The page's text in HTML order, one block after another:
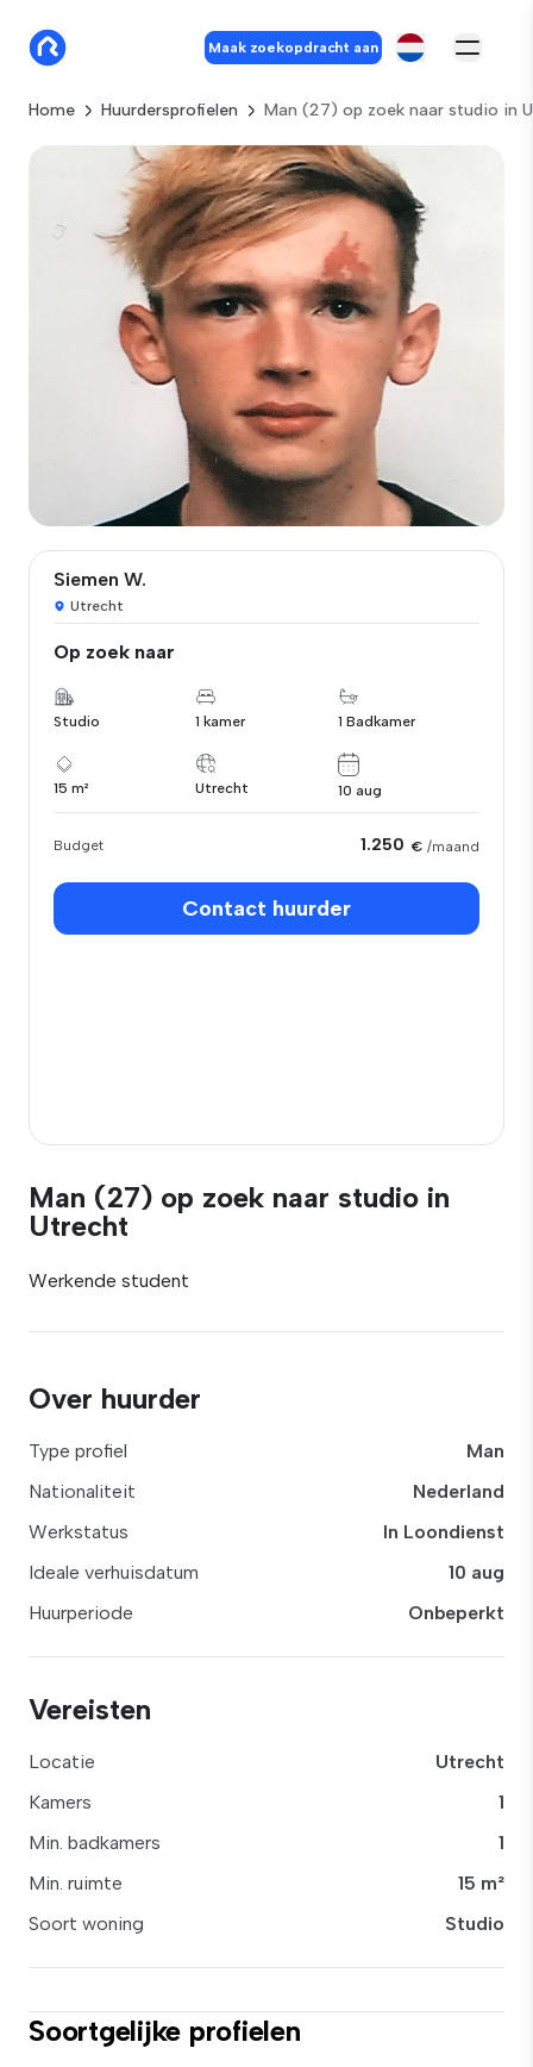
Maak zoekopdracht aan
Home Huurdersprofielen Man (27) op zoek naar studio in
Siemen W.
Utrecht
Op zoek naar
Studio 1 kamer 1 Badkamer
15 m² Utrecht 10 aug
Budget 1.250 € /maand
Contact huurder
Man (27) op zoek naar studio in
Utrecht
Werkende student
Over huurder
Type profiel
Man
Nationaliteit
Nederland
Werkstatus
In Loondienst
Ideale verhuisdatum
10 aug
Huurperiode
Onbeperkt
Vereisten
Locatie
Utrecht
Kamers
1
Min. badkamers
1
Min. ruimte
15 m²
Soort woning
Studio
Soortgelijke profielen